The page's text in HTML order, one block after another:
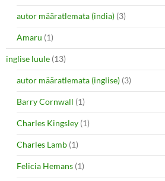
autor määratlemata (india) (3)
Amaru (1)
inglise luule (13)
autor määratlemata (inglise) (3)
Barry Cornwall (1)
Charles Kingsley (1)
Charles Lamb (1)
Felicia Hemans (1)